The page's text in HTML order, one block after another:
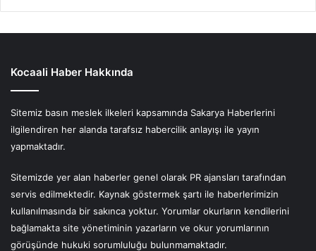
Kocaali Haber Hakkında
Sitemiz basın meslek ilkeleri kapsamında Sakarya Haberlerini
ilgilendiren her alanda tarafsız habercilik anlayışı ile yayın
yapmaktadır.
Sitemizde yer alan haberler genel olarak PR ajansları tarafından
servis edilmektedir. Kaynak göstermek şartı ile haberlerimizin
kullanılmasında bir sakınca yoktur. Yorumlar okurların kendilerini
bağlamakta site yönetiminin yazarların ve okur yorumlarının
görüşünde hukuki sorumluluğu bulunmamaktadır.